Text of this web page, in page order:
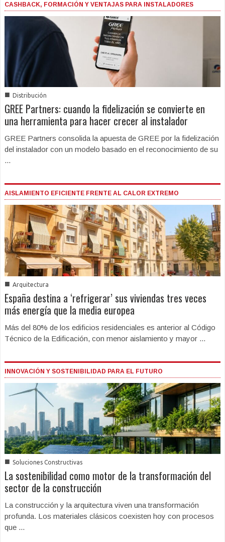
CASHBACK, FORMACIÓN Y VENTAJAS PARA INSTALADORES
■ Distribución
GREE Partners: cuando la fidelización se convierte en
una herramienta para hacer crecer al instalador
GREE Partners consolida la apuesta de GREE por la fidelización
del instalador con un modelo basado en el reconocimiento de su
...
AISLAMIENTO EFICIENTE FRENTE AL CALOR EXTREMO
■ Arquitectura
España destina a ‘refrigerar’ sus viviendas tres veces
más energía que la media europea
Más del 80% de los edificios residenciales es anterior al Código
Técnico de la Edificación, con menor aislamiento y mayor ...
INNOVACIÓN Y SOSTENIBILIDAD PARA EL FUTURO
■ Soluciones Constructivas
La sostenibilidad como motor de la transformación del
sector de la construcción
La construcción y la arquitectura viven una transformación
profunda. Los materiales clásicos coexisten hoy con procesos
que ...